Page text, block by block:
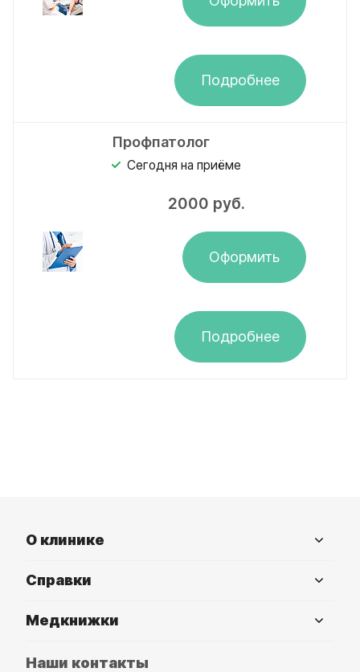
Подробнее
Профпатолог
Сегодня на приёме
2000 руб.
Оформить
Подробнее
О клинике
Справки
Медкнижки
Наши контакты